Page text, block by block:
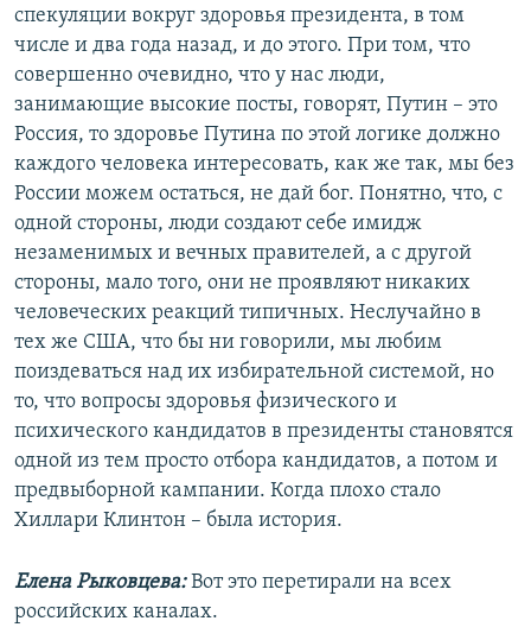
спекуляции вокруг здоровья президента, в том
числе и два года назад, и до этого. При том, что
совершенно очевидно, что у нас люди,
занимающие высокие посты, говорят, Путин – это
Россия, то здоровье Путина по этой логике должно
каждого человека интересовать, как же так, мы без
России можем остаться, не дай бог. Понятно, что, с
одной стороны, люди создают себе имидж
незаменимых и вечных правителей, а с другой
стороны, мало того, они не проявляют никаких
человеческих реакций типичных. Неслучайно в
тех же США, что бы ни говорили, мы любим
поиздеваться над их избирательной системой, но
то, что вопросы здоровья физического и
психического кандидатов в президенты становятся
одной из тем просто отбора кандидатов, а потом и
предвыборной кампании. Когда плохо стало
Хиллари Клинтон – была история.
Елена Рыковцева:Вот это перетирали на всех
российских каналах.